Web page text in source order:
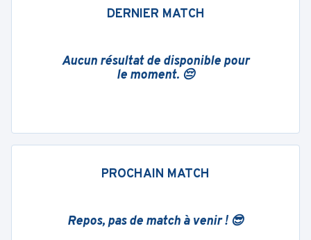
DERNIER MATCH
Aucun résultat de disponible pour
le moment. 😔
PROCHAIN MATCH
Repos, pas de match à venir ! 😎